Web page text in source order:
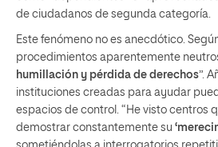
de ciudadanos de segunda categoría.
Este fenómeno no es anecdótico.
procedimientos aparentemente
humillación y pérdida de derechos”.
instituciones creadas para ayudar
espacios de control. “He visto centros
demostrar constantemente su